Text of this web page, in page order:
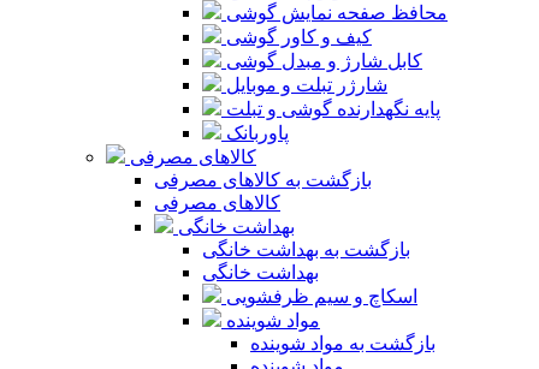
محافظ صفحه نمایش گوشی
کیف و کاور گوشی
کابل شارژ و مبدل گوشی
شارژر تبلت و موبایل
پایه نگهدارنده گوشی و تبلت
پاوربانک
کالاهای مصرفی
بازگشت به کالاهای مصرفی
کالاهای مصرفی
بهداشت خانگی
بازگشت به بهداشت خانگی
بهداشت خانگی
اسکاچ و سیم ظرفشویی
مواد شوینده
بازگشت به مواد شوینده